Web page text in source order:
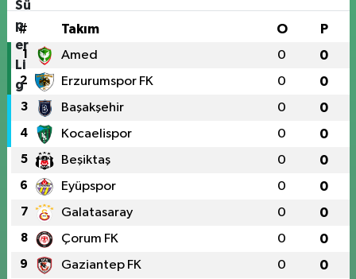
# Takım O P
1 Amed 0 0
2 Erzurumspor FK 0 0
3 Başakşehir 0 0
4 Kocaelispor 0 0
5 Beşiktaş 0 0
6 Eyüpspor 0 0
7 Galatasaray 0 0
8 Çorum FK 0 0
9 Gaziantep FK 0 0